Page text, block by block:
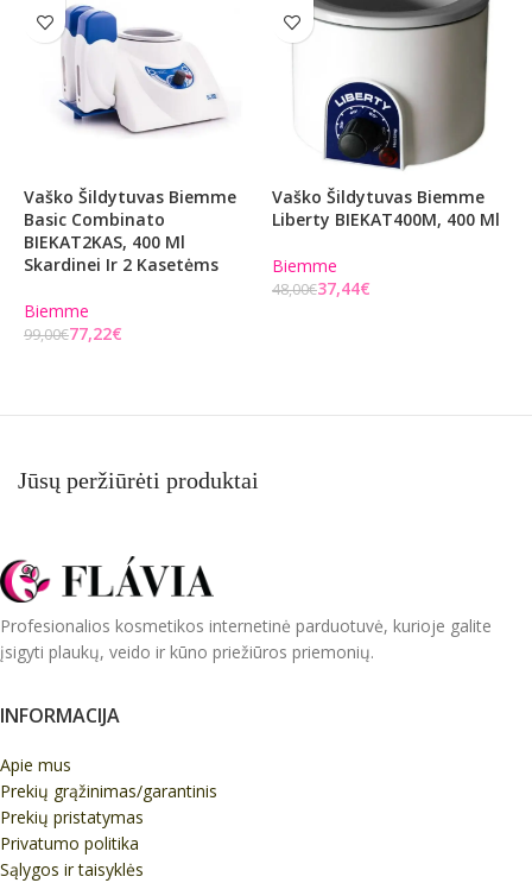
Vaško Šildytuvas Biemme
Basic Combinato
BIEKAT2KAS, 400 Ml
Skardinei Ir 2 Kasetėms
Biemme
99,00€77,22€
Vaško Šildytuvas Biemme
Liberty BIEKAT400M, 400 Ml
Biemme
48,00€37,44€
Jūsų peržiūrėti produktai
Profesionalios kosmetikos internetinė parduotuvė, kurioje galite
įsigyti plaukų, veido ir kūno priežiūros priemonių.
INFORMACIJA
Apie mus
Prekių grąžinimas/garantinis
Prekių pristatymas
Privatumo politika
Sąlygos ir taisyklės